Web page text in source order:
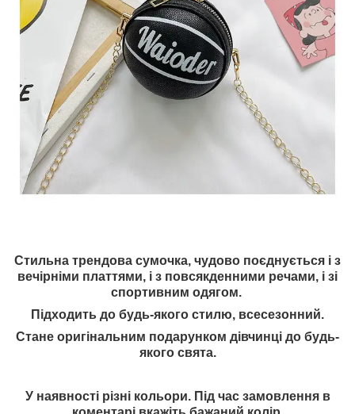
Стильна трендова сумочка, чудово поєднується і з
вечірніми платтями, і з повсякденними речами, і зі
спортивним одягом.
Підходить до будь-якого стилю, всесезонний.
Стане оригінальним подарунком дівчинці до будь-
якого свята.
У наявності різні кольори. Під час замовлення в